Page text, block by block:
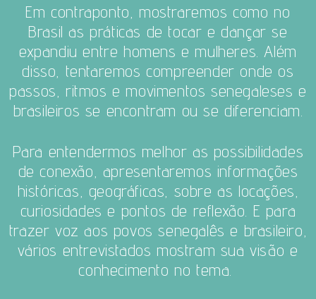
Em contraponto, mostraremos como no
Brasil as práticas de tocar e dançar se
expandiu entre homens e mulheres. Além
disso, tentaremos compreender onde os
passos, ritmos e movimentos senegaleses e
brasileiros se encontram ou se diferenciam.
Para entendermos melhor as possibilidades
de conexão, apresentaremos informações
históricas, geográficas, sobre as locações,
curiosidades e pontos de reflexão. E para
trazer voz aos povos senegalês e brasileiro,
vários entrevistados mostram sua visão e
conhecimento no tema.